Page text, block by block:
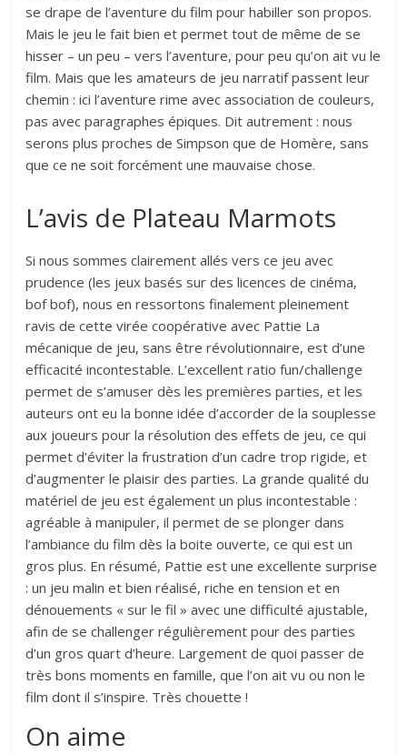
se drape de l’aventure du film pour habiller son propos.
Mais le jeu le fait bien et permet tout de même de se
hisser – un peu – vers l’aventure, pour peu qu’on ait vu le
film. Mais que les amateurs de jeu narratif passent leur
chemin : ici l’aventure rime avec association de couleurs,
pas avec paragraphes épiques. Dit autrement : nous
serons plus proches de Simpson que de Homère, sans
que ce ne soit forcément une mauvaise chose.
L’avis de Plateau Marmots
Si nous sommes clairement allés vers ce jeu avec
prudence (les jeux basés sur des licences de cinéma,
bof bof), nous en ressortons finalement pleinement
ravis de cette virée coopérative avec Pattie La
mécanique de jeu, sans être révolutionnaire, est d’une
efficacité incontestable. L’excellent ratio fun/challenge
permet de s’amuser dès les premières parties, et les
auteurs ont eu la bonne idée d’accorder de la souplesse
aux joueurs pour la résolution des effets de jeu, ce qui
permet d’éviter la frustration d’un cadre trop rigide, et
d’augmenter le plaisir des parties. La grande qualité du
matériel de jeu est également un plus incontestable :
agréable à manipuler, il permet de se plonger dans
l’ambiance du film dès la boite ouverte, ce qui est un
gros plus. En résumé, Pattie est une excellente surprise
: un jeu malin et bien réalisé, riche en tension et en
dénouements « sur le fil » avec une difficulté ajustable,
afin de se challenger régulièrement pour des parties
d’un gros quart d’heure. Largement de quoi passer de
très bons moments en famille, que l’on ait vu ou non le
film dont il s’inspire. Très chouette !
On aime